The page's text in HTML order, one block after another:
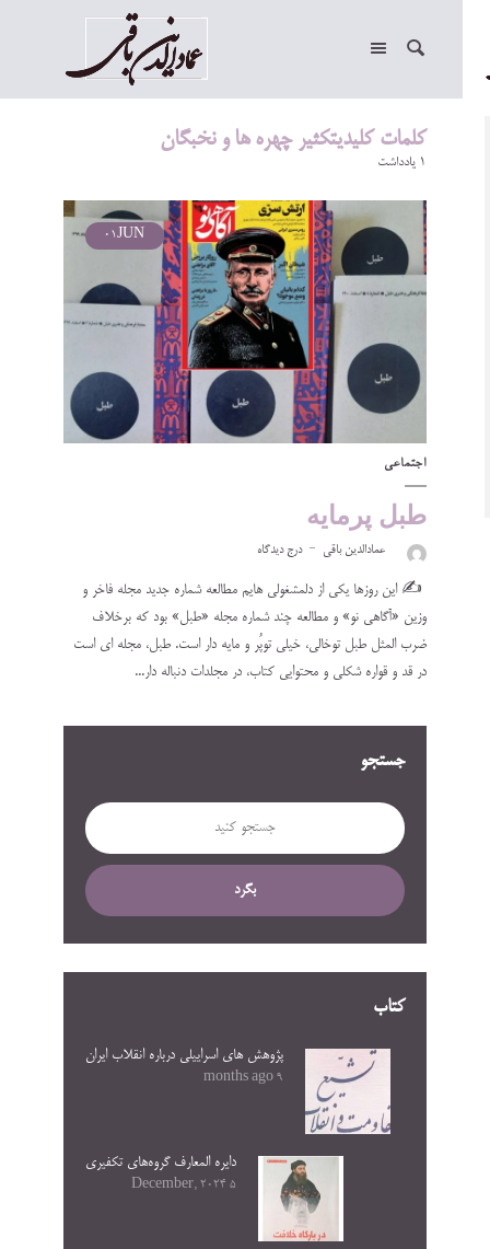
کلمات کلیدیتکثیر چهره ها و نخبگان
1 یادداشت
JUN
01
اجتماعی
طبل پرمایه
عمادالدین باقی درج دیدگاه
‍ ✍️ این روزها یکی از دلمشغولی هایم مطالعه شماره جدید مجله فاخر و
وزین «آگاهی نو» و مطالعه چند شماره مجله «طبل» بود که برخلاف
ضرب المثل طبل توخالی، خیلی تو‌پُر و مایه دار است. طبل، مجله ای است
در قد و قواره شکلی و محتوایی کتاب، در مجلدات دنباله دار...
جستجو
بگرد
کتاب
پژوهش های اسراییلی درباره انقلاب ایران
9 months ago
دایره المعارف گروه‌های تکفیری
5 December, 2024